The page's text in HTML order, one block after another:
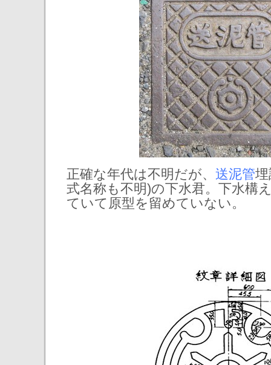
正確な年代は不明だが、 送泥管
式名称も不明)の下水君。下水構
ていて原型を留めていない。